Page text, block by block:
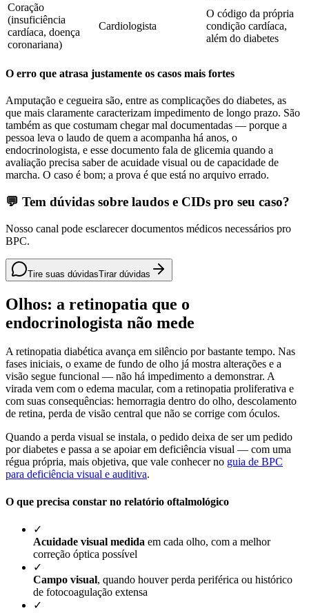
Coração
(insuficiência
cardíaca, doença
coronariana)
Cardiologista
O código da própria
condição cardíaca,
além do diabetes
O erro que atrasa justamente os casos mais fortes
Amputação e cegueira são, entre as complicações do diabetes, as
que mais claramente caracterizam impedimento de longo prazo. São
também as que costumam chegar mal documentadas — porque a
pessoa leva o laudo de quem a acompanha há anos, o
endocrinologista, e esse documento fala de glicemia quando a
avaliação precisa saber de acuidade visual ou de capacidade de
marcha. O caso é bom; a prova é que está no arquivo errado.
💬 Tem dúvidas sobre laudos e CIDs pro seu caso?
Nosso canal pode esclarecer documentos médicos necessários pro
BPC.
Tire suas dúvidasTirar dúvidas
Olhos: a retinopatia que o
endocrinologista não mede
A retinopatia diabética avança em silêncio por bastante tempo. Nas
fases iniciais, o exame de fundo de olho já mostra alterações e a
visão segue funcional — não há impedimento a demonstrar. A
virada vem com o edema macular, com a retinopatia proliferativa e
com suas consequências: hemorragia dentro do olho, descolamento
de retina, perda de visão central que não se corrige com óculos.
Quando a perda visual se instala, o pedido deixa de ser um pedido
por diabetes e passa a se apoiar em deficiência visual — com uma
régua própria, mais objetiva, que vale conhecer no guia de BPC
para deficiência visual e auditiva.
O que precisa constar no relatório oftalmológico
✓
Acuidade visual medida em cada olho, com a melhor
correção óptica possível
✓
Campo visual, quando houver perda periférica ou histórico
de fotocoagulação extensa
✓